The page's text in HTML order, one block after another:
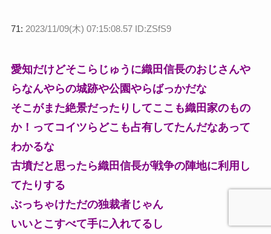
71: 2023/11/09(木) 07:15:08.57 ID:ZSfS9
愛知だけどそこらじゅうに織田信長のおじさんや
らなんやらの城跡や公園やらばっかだな
そこがまた絶景だったりしてここも織田家のもの
か！ってコイツらどこも占有してたんだなあって
わかるな
古墳だと思ったら織田信長が戦争の陣地に利用し
てたりする
ぶっちゃけただの独裁者じゃん
いいとこすべて手に入れてるし